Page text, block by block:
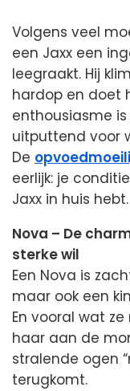
Volgens veel
een Jaxx een
leegraakt. Hij
hardop en doet
enthousiasme
uitputtend voor
De
eerlijk: je
Jaxx in huis hebt.
Nova – De
sterke wil
Een Nova is
maar ook een
En vooral wat
haar aan de
stralende ogen
terugkomt.